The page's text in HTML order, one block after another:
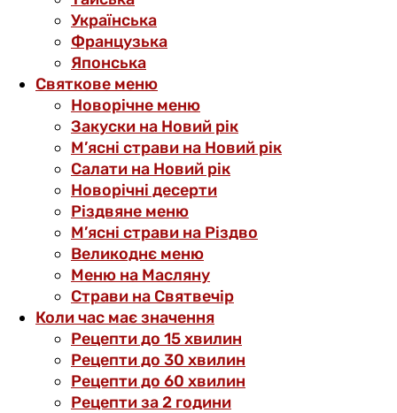
Українська
Французька
Японська
Святкове меню
Новорічне меню
Закуски на Новий рік
М’ясні страви на Новий рік
Салати на Новий рік
Новорічні десерти
Різдвяне меню
М’ясні страви на Різдво
Великоднє меню
Меню на Масляну
Страви на Святвечір
Коли час має значення
Рецепти до 15 хвилин
Рецепти до 30 хвилин
Рецепти до 60 хвилин
Рецепти за 2 години